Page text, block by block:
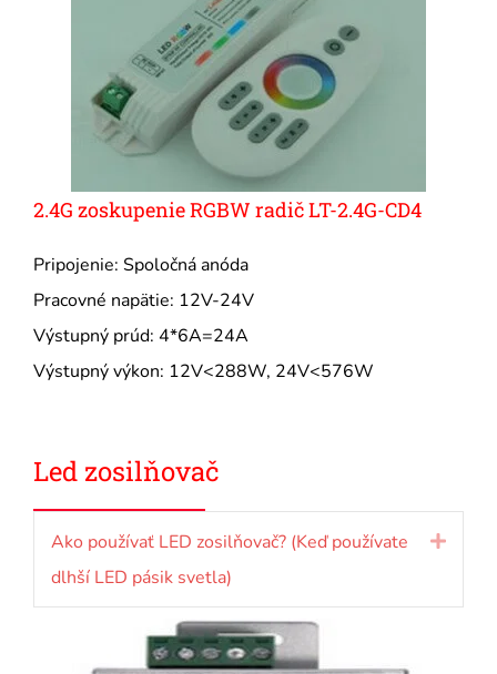
2.4G zoskupenie RGBW radič LT-2.4G-CD4
Pripojenie: Spoločná anóda
Pracovné napätie: 12V-24V
Výstupný prúd: 4*6A=24A
Výstupný výkon: 12V<288W, 24V<576W
Led zosilňovač
Ako používať LED zosilňovač? (Keď používate
dlhší LED pásik svetla)